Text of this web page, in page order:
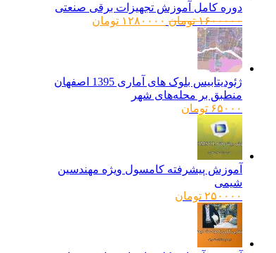
دوره کامل آموزش تجهیزات برقی صنعتی
۱۶۰۰۰۰۰ تومان قیمت
۱۲۸۰۰۰۰ تومان
ژئودیتابیس بلوک های آماری 1395 اصفهان
منطبق بر محله‌های شهر
۶۵۰۰۰ تومان
آموزش پیشرفته کامسول ویژه مهندسین
شیمی
۲۵۰۰۰۰ تومان